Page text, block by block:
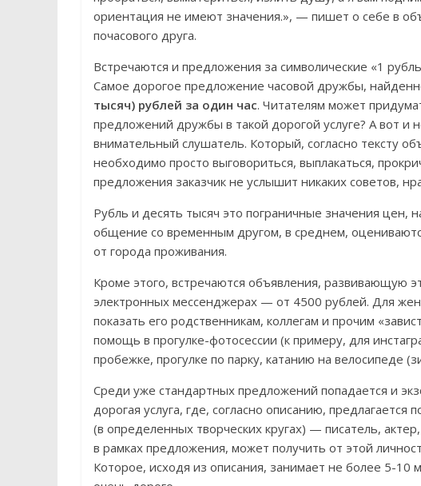
ориентация не имеют значения.», — пишет о себе в
почасового друга.
Встречаются и предложения за символические «1
Самое дорогое предложение часовой дружбы,
тысяч) рублей за один час. Читателям может
предложений дружбы в такой дорогой услуге? А вот и
внимательный слушатель. Который, согласно тексту
необходимо просто выговориться, выплакаться,
предложения заказчик не услышит никаких советов,
Рубль и десять тысяч это пограничные значения цен,
общение со временным другом, в среднем,
от города проживания.
Кроме этого, встречаются объявления, развивающую
электронных мессенджерах — от 4500 рублей. Для
показать его родственникам, коллегам и прочим
помощь в прогулке-фотосессии (к примеру, для
пробежке, прогулке по парку, катанию на велосипеде
Среди уже стандартных предложений попадается и
дорогая услуга, где, согласно описанию,
(в определенных творческих кругах) — писатель,
в рамках предложения, может получить от этой
Которое, исходя из описания, занимает не более 5-10